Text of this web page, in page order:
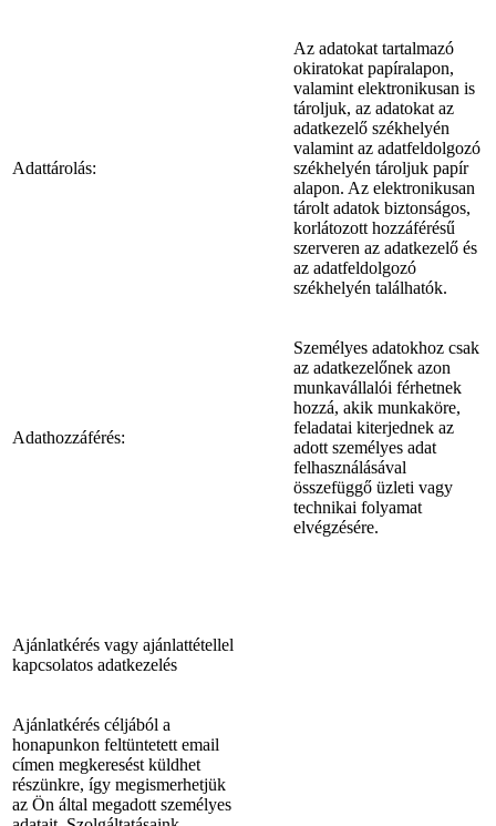
Adattárolás:
Az adatokat tartalmazó
okiratokat papíralapon,
valamint elektronikusan is
tároljuk, az adatokat az
adatkezelő székhelyén
valamint az adatfeldolgozó
székhelyén tároljuk papír
alapon. Az elektronikusan
tárolt adatok biztonságos,
korlátozott hozzáférésű
szerveren az adatkezelő és
az adatfeldolgozó
székhelyén találhatók.
Adathozzáférés:
Személyes adatokhoz csak
az adatkezelőnek azon
munkavállalói férhetnek
hozzá, akik munkaköre,
feladatai kiterjednek az
adott személyes adat
felhasználásával
összefüggő üzleti vagy
technikai folyamat
elvégzésére.
Ajánlatkérés vagy ajánlattétellel
kapcsolatos adatkezelés
Ajánlatkérés céljából a
honapunkon feltüntetett email
címen megkeresést küldhet
részünkre, így megismerhetjük
az Ön által megadott személyes